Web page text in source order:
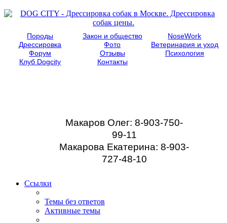
Породы Закон и общество
NoseWork
Дрессировка
Фото
Ветеринария и уход
Форум
Отзывы
Психология
Клуб Dogcity
Контакты
Макаров Олег: 8-903-750-
99-11
Макарова Екатерина: 8-903-
727-48-10
Ссылки
Темы без ответов
Активные темы